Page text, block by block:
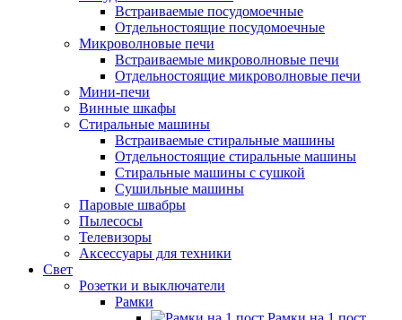
Встраиваемые посудомоечные
Отдельностоящие посудомоечные
Микроволновые печи
Встраиваемые микроволновые печи
Отдельностоящие микроволновые печи
Мини-печи
Винные шкафы
Стиральные машины
Встраиваемые стиральные машины
Отдельностоящие стиральные машины
Стиральные машины с сушкой
Сушильные машины
Паровые швабры
Пылесосы
Телевизоры
Аксессуары для техники
Свет
Розетки и выключатели
Рамки